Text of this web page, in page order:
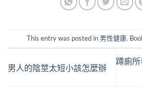
This entry was posted in 男性健康.
男人的陰莖太短小該怎麼辦
蹲廁